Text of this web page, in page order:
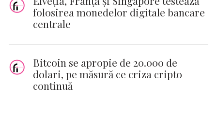
folosirea monedelor digitale bancare
centrale
Bitcoin se apropie de 20.000 de
dolari, pe măsură ce criza cripto
continuă